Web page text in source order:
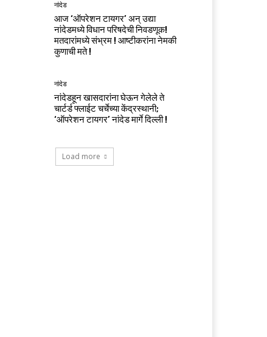
नांदेड
आज ‘ऑपरेशन टायगर’ अन् उद्या
नांदेडमध्ये विधान परिषदेची निवडणूक!
मतदारांमध्ये संभ्रम ! आष्टीकरांना नेमकी
कुणाची मते !
नांदेड
नांदेडहून खासदारांना घेऊन गेलेले ते
चार्टर्ड फ्लाईट चर्चेच्या केंद्रस्थानी;
‘ऑपरेशन टायगर’ नांदेड मार्गे दिल्ली !
Load more